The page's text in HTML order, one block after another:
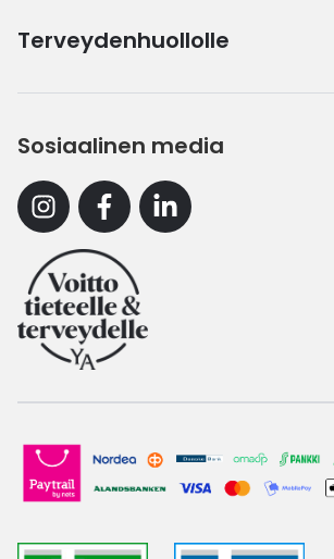
Terveydenhuollolle
Sosiaalinen media
InstagramFacebookLinkedin